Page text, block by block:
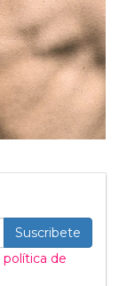
Suscribete
política de